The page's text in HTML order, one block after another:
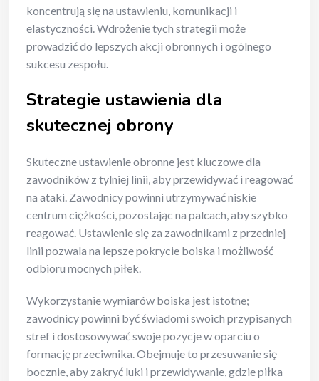
koncentrują się na ustawieniu, komunikacji i
elastyczności. Wdrożenie tych strategii może
prowadzić do lepszych akcji obronnych i ogólnego
sukcesu zespołu.
Strategie ustawienia dla
skutecznej obrony
Skuteczne ustawienie obronne jest kluczowe dla
zawodników z tylniej linii, aby przewidywać i reagować
na ataki. Zawodnicy powinni utrzymywać niskie
centrum ciężkości, pozostając na palcach, aby szybko
reagować. Ustawienie się za zawodnikami z przedniej
linii pozwala na lepsze pokrycie boiska i możliwość
odbioru mocnych piłek.
Wykorzystanie wymiarów boiska jest istotne;
zawodnicy powinni być świadomi swoich przypisanych
stref i dostosowywać swoje pozycje w oparciu o
formację przeciwnika. Obejmuje to przesuwanie się
bocznie, aby zakryć luki i przewidywanie, gdzie piłka